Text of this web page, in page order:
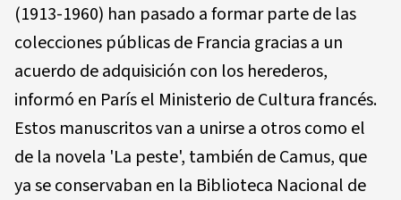
(1913-1960) han pasado a formar parte de las
colecciones públicas de Francia gracias a un
acuerdo de adquisición con los herederos,
informó en París el Ministerio de Cultura francés.
Estos manuscritos van a unirse a otros como el
de la novela 'La peste', también de Camus, que
ya se conservaban en la Biblioteca Nacional de